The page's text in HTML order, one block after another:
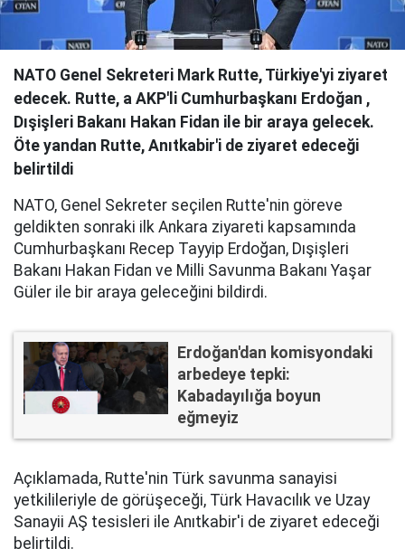
NATO Genel Sekreteri Mark Rutte, Türkiye'yi ziyaret
edecek. Rutte, a AKP'li Cumhurbaşkanı Erdoğan ,
Dışişleri Bakanı Hakan Fidan ile bir araya gelecek.
Öte yandan Rutte, Anıtkabir'i de ziyaret edeceği
belirtildi
NATO, Genel Sekreter seçilen Rutte'nin göreve
geldikten sonraki ilk Ankara ziyareti kapsamında
Cumhurbaşkanı Recep Tayyip Erdoğan, Dışişleri
Bakanı Hakan Fidan ve Milli Savunma Bakanı Yaşar
Güler ile bir araya geleceğini bildirdi.
Erdoğan'dan komisyondaki
arbedeye tepki:
Kabadayılığa boyun
eğmeyiz
Açıklamada, Rutte'nin Türk savunma sanayisi
yetkilileriyle de görüşeceği, Türk Havacılık ve Uzay
Sanayii AŞ tesisleri ile Anıtkabir'i de ziyaret edeceği
belirtildi.